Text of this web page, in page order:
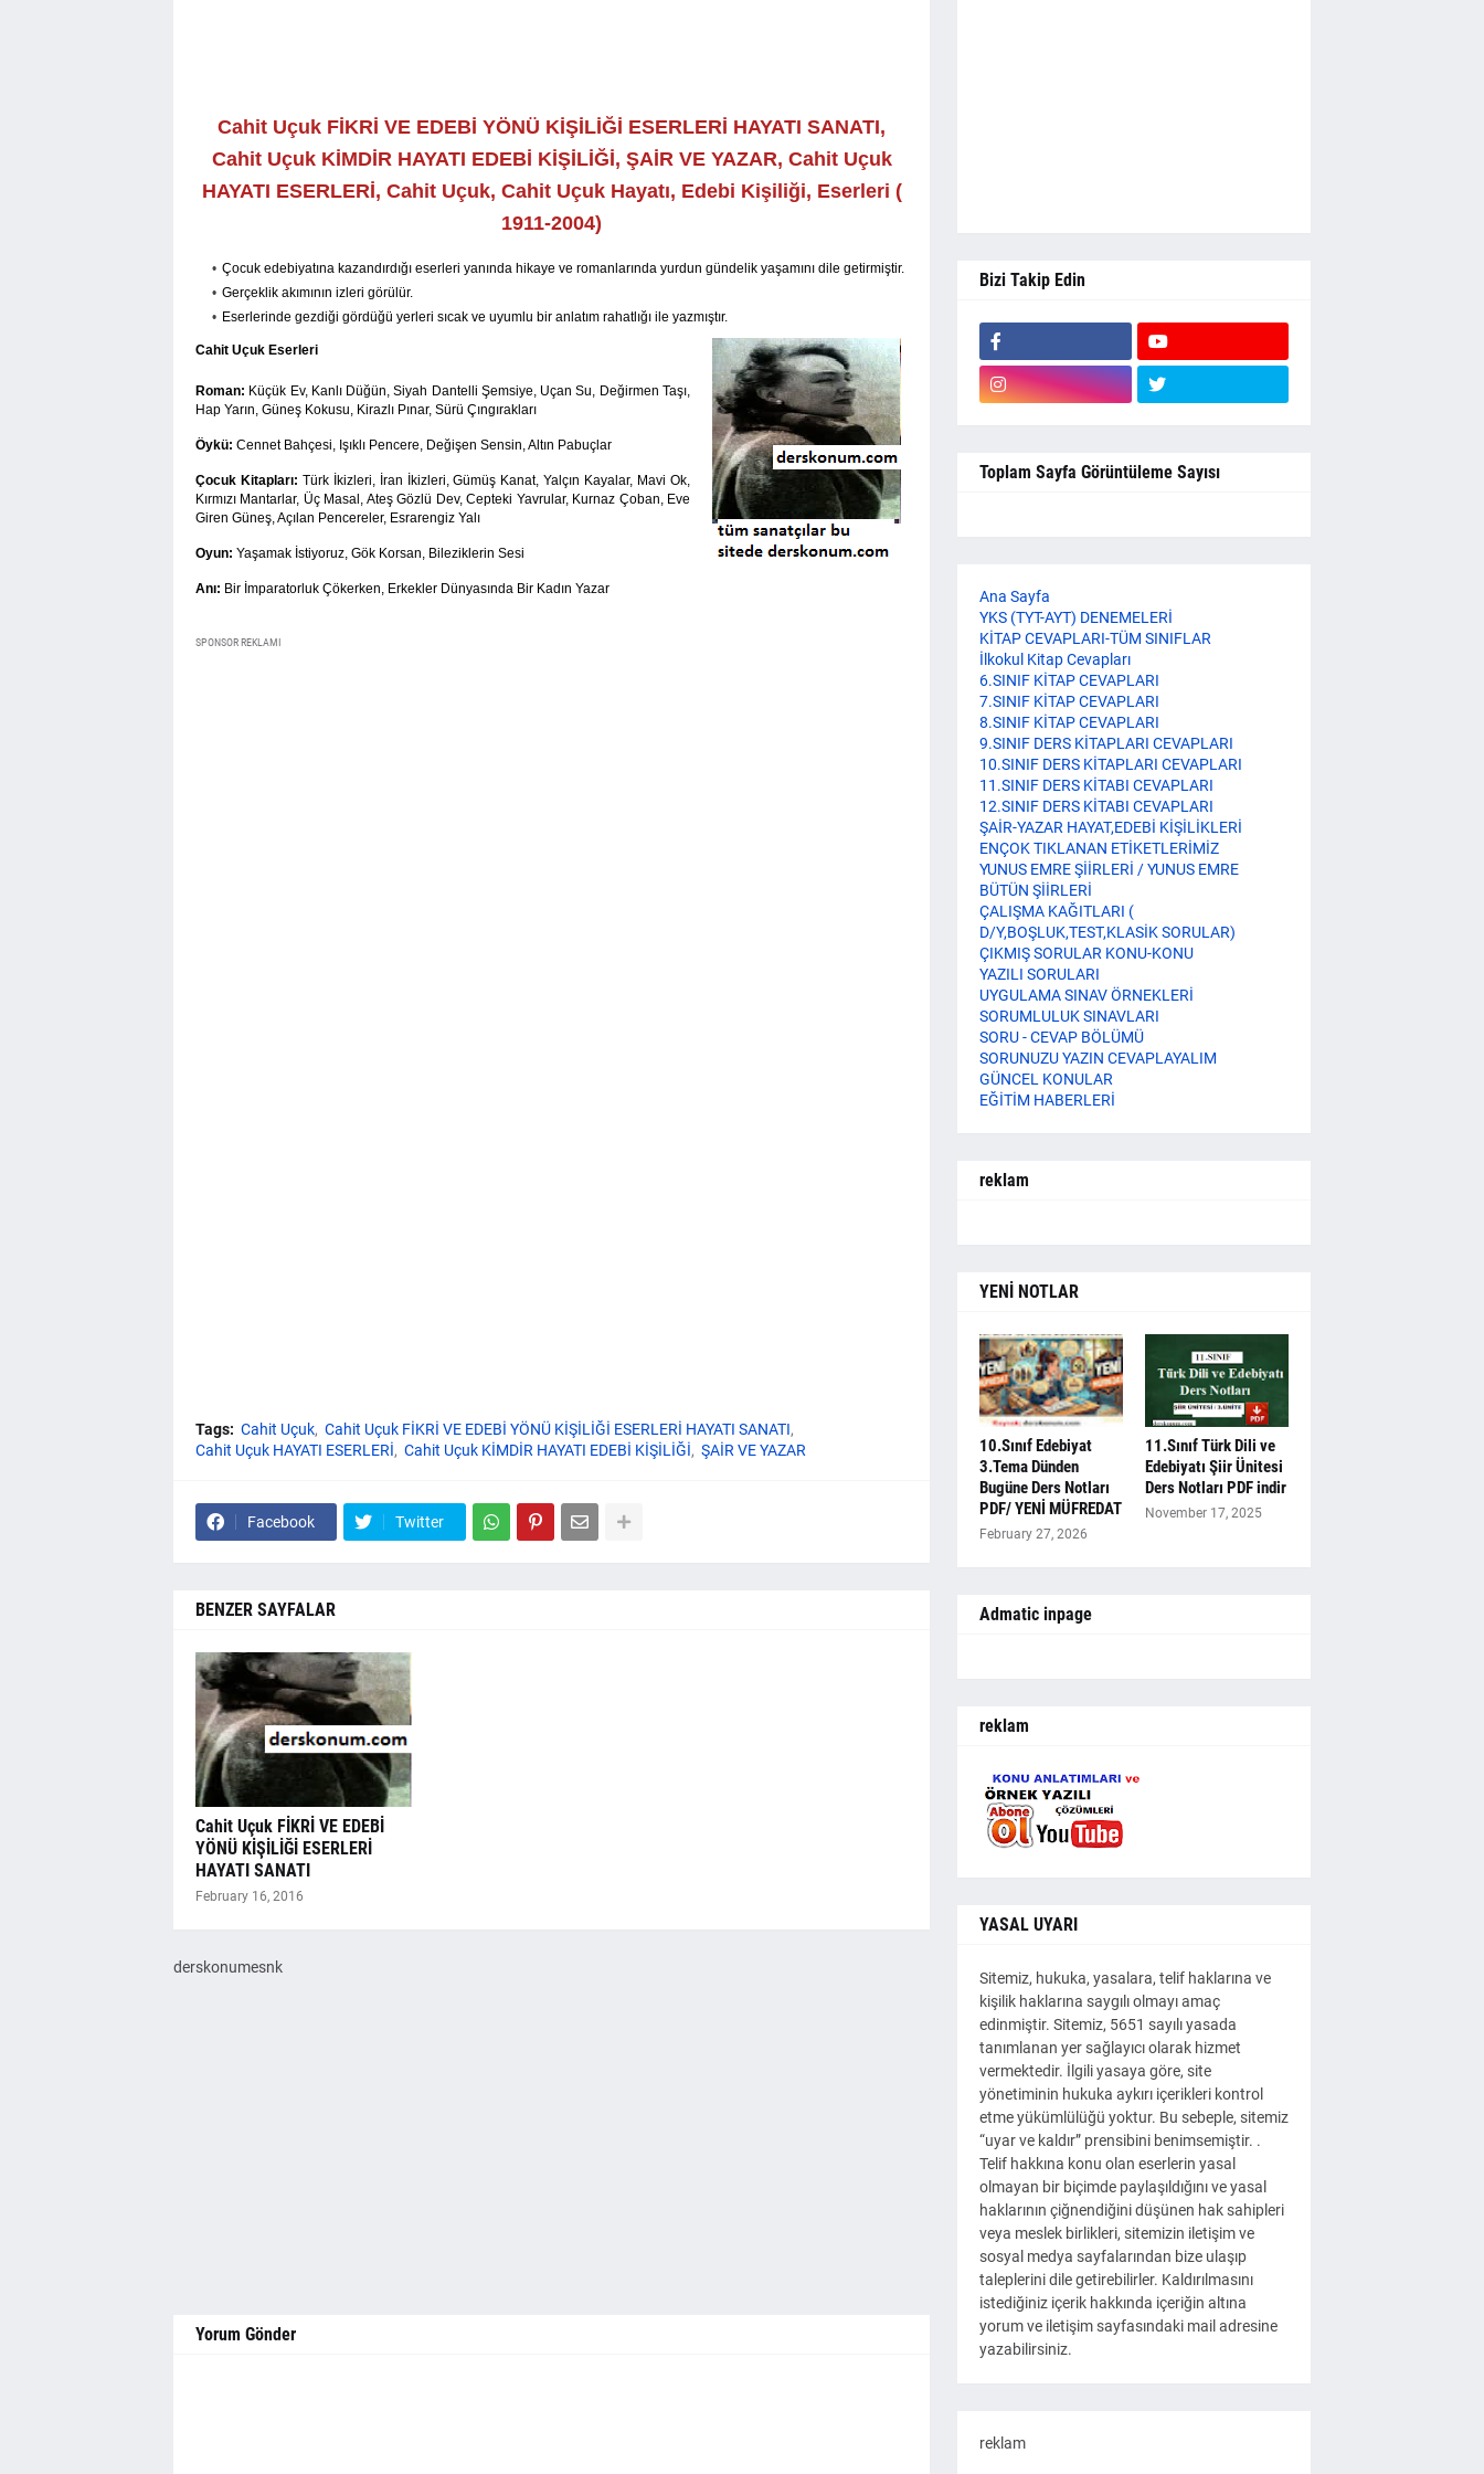
Cahit Uçuk FİKRİ VE EDEBİ YÖNÜ KİŞİLİĞİ ESERLERİ HAYATI SANATI,
Cahit Uçuk KİMDİR HAYATI EDEBİ KİŞİLİĞİ, ŞAİR VE YAZAR, Cahit Uçuk
HAYATI ESERLERİ, Cahit Uçuk, Cahit Uçuk Hayatı, Edebi Kişiliği, Eserleri (
1911-2004)
Çocuk edebiyatına kazandırdığı eserleri yanında hikaye ve romanlarında yurdun gündelik yaşamını dile getirmiştir.
Gerçeklik akımının izleri görülür.
Eserlerinde gezdiği gördüğü yerleri sıcak ve uyumlu bir anlatım rahatlığı ile yazmıştır.
Cahit Uçuk Eserleri
Roman: Küçük Ev, Kanlı Düğün, Siyah Dantelli Şemsiye, Uçan Su, Değirmen Taşı,
Hap Yarın, Güneş Kokusu, Kirazlı Pınar, Sürü Çıngırakları
Öykü: Cennet Bahçesi, Işıklı Pencere, Değişen Sensin, Altın Pabuçlar
Çocuk Kitapları: Türk İkizleri, İran İkizleri, Gümüş Kanat, Yalçın Kayalar, Mavi Ok,
Kırmızı Mantarlar, Üç Masal, Ateş Gözlü Dev, Cepteki Yavrular, Kurnaz Çoban, Eve
Giren Güneş, Açılan Pencereler, Esrarengiz Yalı
Oyun: Yaşamak İstiyoruz, Gök Korsan, Bileziklerin Sesi
Anı: Bir İmparatorluk Çökerken, Erkekler Dünyasında Bir Kadın Yazar
SPONSOR REKLAMI
Tags: Cahit Uçuk Cahit Uçuk FİKRİ VE EDEBİ YÖNÜ KİŞİLİĞİ ESERLERİ HAYATI SANATI
Cahit Uçuk HAYATI ESERLERİ
Cahit Uçuk KİMDİR HAYATI EDEBİ KİŞİLİĞİ ŞAİR VE YAZAR
Facebook Twitter
BENZER SAYFALAR
Cahit Uçuk FİKRİ VE EDEBİ
YÖNÜ KİŞİLİĞİ ESERLERİ
HAYATI SANATI
February 16, 2016
derskonumesnk
Yorum Gönder
Bizi Takip Edin
Toplam Sayfa Görüntüleme Sayısı
Ana Sayfa
YKS (TYT-AYT) DENEMELERİ
KİTAP CEVAPLARI-TÜM SINIFLAR
İlkokul Kitap Cevapları
6.SINIF KİTAP CEVAPLARI
7.SINIF KİTAP CEVAPLARI
8.SINIF KİTAP CEVAPLARI
9.SINIF DERS KİTAPLARI CEVAPLARI
10.SINIF DERS KİTAPLARI CEVAPLARI
11.SINIF DERS KİTABI CEVAPLARI
12.SINIF DERS KİTABI CEVAPLARI
ŞAİR-YAZAR HAYAT,EDEBİ KİŞİLİKLERİ
ENÇOK TIKLANAN ETİKETLERİMİZ
YUNUS EMRE ŞİİRLERİ / YUNUS EMRE
BÜTÜN ŞİİRLERİ
ÇALIŞMA KAĞITLARI (
D/Y,BOŞLUK,TEST,KLASİK SORULAR)
ÇIKMIŞ SORULAR KONU-KONU
YAZILI SORULARI
UYGULAMA SINAV ÖRNEKLERİ
SORUMLULUK SINAVLARI
SORU - CEVAP BÖLÜMÜ
SORUNUZU YAZIN CEVAPLAYALIM
GÜNCEL KONULAR
EĞİTİM HABERLERİ
reklam
YENİ NOTLAR
10.Sınıf Edebiyat
3.Tema Dünden
Bugüne Ders Notları
PDF/ YENİ MÜFREDAT
February 27, 2026
11.Sınıf Türk Dili ve
Edebiyatı Şiir Ünitesi
Ders Notları PDF indir
November 17, 2025
Admatic inpage
reklam
YASAL UYARI
Sitemiz, hukuka, yasalara, telif haklarına ve
kişilik haklarına saygılı olmayı amaç
edinmiştir. Sitemiz, 5651 sayılı yasada
tanımlanan yer sağlayıcı olarak hizmet
vermektedir. İlgili yasaya göre, site
yönetiminin hukuka aykırı içerikleri kontrol
etme yükümlülüğü yoktur. Bu sebeple, sitemiz
“uyar ve kaldır” prensibini benimsemiştir. .
Telif hakkına konu olan eserlerin yasal
olmayan bir biçimde paylaşıldığını ve yasal
haklarının çiğnendiğini düşünen hak sahipleri
veya meslek birlikleri, sitemizin iletişim ve
sosyal medya sayfalarından bize ulaşıp
taleplerini dile getirebilirler. Kaldırılmasını
istediğiniz içerik hakkında içeriğin altına
yorum ve iletişim sayfasındaki mail adresine
yazabilirsiniz.
reklam